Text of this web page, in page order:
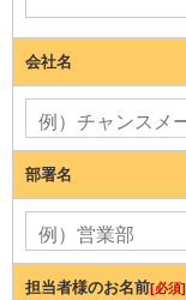
会社名
部署名
担当者様のお名前[必須]